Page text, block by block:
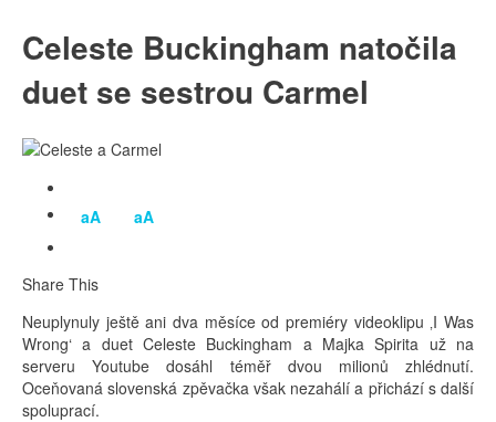
Celeste Buckingham natočila
duet se sestrou Carmel
aA aA
Share This
Neuplynuly ještě ani dva měsíce od premiéry videoklipu ‚I Was
Wrong‘ a duet Celeste Buckingham a Majka Spirita už na
serveru Youtube dosáhl téměř dvou milionů zhlédnutí.
Oceňovaná slovenská zpěvačka však nezahálí a přichází s další
spoluprací.